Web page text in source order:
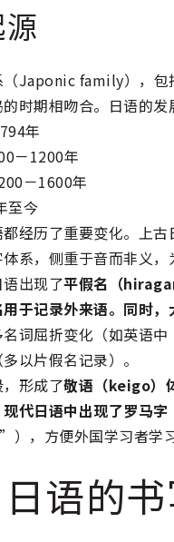
（Japonic family），包
时期相吻合。日语的发
年
－1200年
－1600年
至今
经历了重要变化。上古
系，侧重于音而非义，
出现了平假名（
于记录外来语。同时
名词屈折变化（如英
以片假名记录）。
形成了敬语（keigo）
代日语中出现了罗马字
，方便外国学习者学习
语的